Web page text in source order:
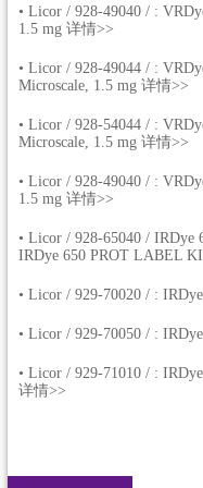
• Licor / 928-49040 / :
1.5 mg 详情>>
• Licor / 928-49044 / :
Microscale, 1.5 mg 详情>>
• Licor / 928-54044 / :
Microscale, 1.5 mg 详情>>
• Licor / 928-49040 / :
1.5 mg 详情>>
• Licor / 928-65040 /
IRDye 650 PROT LABEL
• Licor / 929-70020 / :
• Licor / 929-70050 / :
• Licor / 929-71010 / :
详情>>